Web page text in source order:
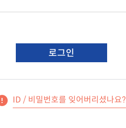
로그인
ID / 비밀번호를 잊어버리셨나요?